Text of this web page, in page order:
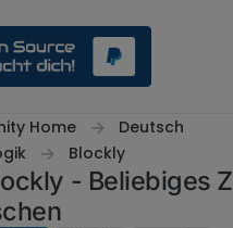
Home
Deutsch
Blockly
- Beliebiges